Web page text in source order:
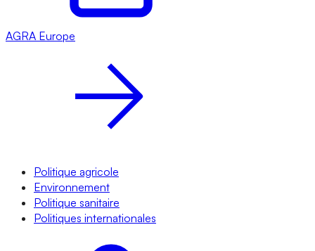
AGRA Europe
Politique agricole
Environnement
Politique sanitaire
Politiques internationales